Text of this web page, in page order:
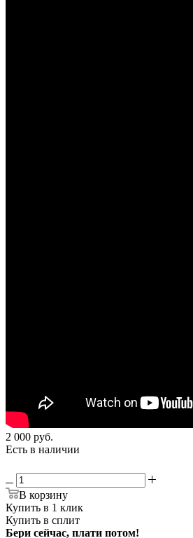
2 000 руб.
Есть в наличии
В корзину
Купить в 1 клик
Купить в сплит
Бери сейчас, плати потом!